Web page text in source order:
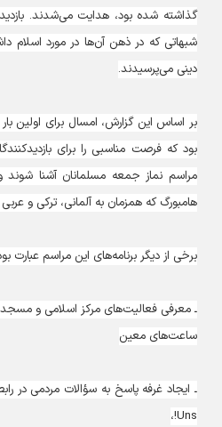
گذاشته شده بود، هدایت می‌شدند.
شبهاتی که در ذهن آن‌ها در مورد اسلام
دینی می‌پرسیدند.
بر اساس این گزارش، امسال برای اولین
بود که فرصت مناسبی را برای
مراسم نماز جمعه مسلمانان آشنا
هامبورگ که همزمان به آلمانی، ترکی و
برخی از دیگر برنامه‌های این مراسم عبارت
ـ معرفی فعالیت‌های مرکز اسلامی و مسجد
ساعت‌های معین
Uns!،